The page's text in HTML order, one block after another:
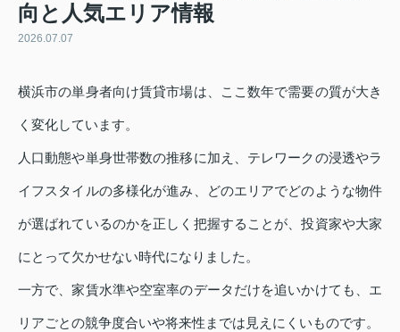
向と人気エリア情報
2026.07.07
横浜市の単身者向け賃貸市場は、ここ数年で需要の質が大き
く変化しています。
人口動態や単身世帯数の推移に加え、テレワークの浸透やラ
イフスタイルの多様化が進み、どのエリアでどのような物件
が選ばれているのかを正しく把握することが、投資家や大家
にとって欠かせない時代になりました。
一方で、家賃水準や空室率のデータだけを追いかけても、エ
リアごとの競争度合いや将来性までは見えにくいものです。